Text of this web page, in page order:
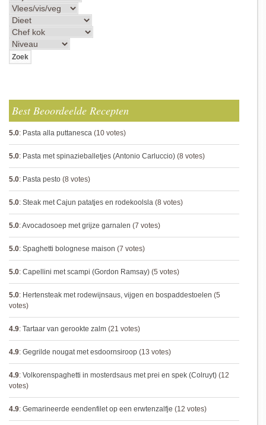
Best Beoordeelde Recepten
5.0: Pasta alla puttanesca (10 votes)
5.0: Pasta met spinazieballetjes (Antonio Carluccio) (8 votes)
5.0: Pasta pesto (8 votes)
5.0: Steak met Cajun patatjes en rodekoolsla (8 votes)
5.0:Avocadosoep met grijze garnalen (7 votes)
5.0: Spaghetti bolognese maison (7 votes)
5.0: Capellini met scampi (Gordon Ramsay) (5 votes)
5.0: Hertensteak met rodewijnsaus, vijgen en bospaddestoelen (5
votes)
4.9: Tartaar van gerookte zalm (21 votes)
4.9: Gegrilde nougat met esdoornsiroop (13 votes)
4.9: Volkorenspaghetti in mosterdsaus met prei en spek (Colruyt) (12
votes)
4.9: Gemarineerde eendenfilet op een erwtenzalfje (12 votes)